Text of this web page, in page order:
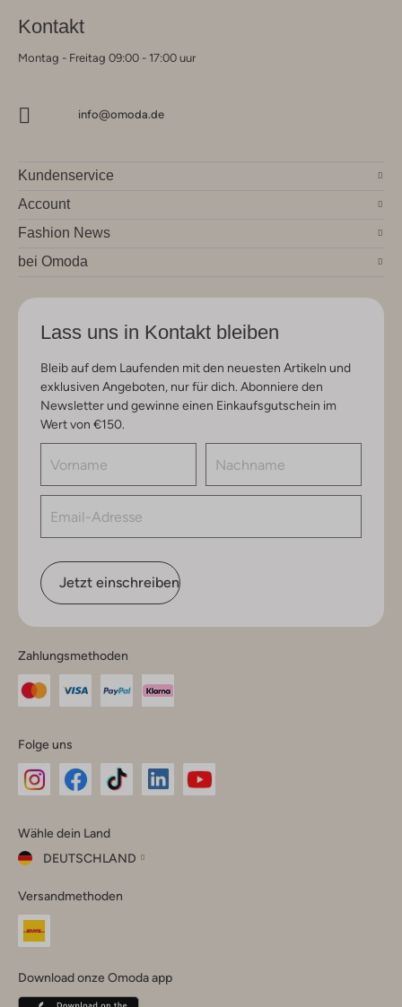
Kontakt
Montag - Freitag 09:00 - 17:00 uur
info@omoda.de
Kundenservice
Account
Fashion News
bei Omoda
Lass uns in Kontakt bleiben
Bleib auf dem Laufenden mit den neuesten Artikeln und
exklusiven Angeboten, nur für dich. Abonniere den
Newsletter und gewinne einen Einkaufsgutschein im
Wert von €150.
Jetzt einschreiben
Zahlungsmethoden
Folge uns
Instagram
Facebook
TikTok
Wähle dein Land
DEUTSCHLAND
dein
Land
Belgique(Français)
Versandmethoden
Download onze Omoda app